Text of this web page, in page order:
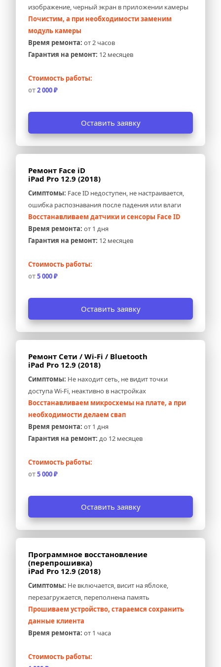
изображение, черный экран в приложении камеры
Почистим, а при необходимости заменим
модуль камеры
Время ремонта: от 2 часов
Гарантия на ремонт: 12 месяцев
Стоимость работы:
от 2 000 ₽
Оставить заявку
Ремонт Face iD
iPad Pro 12.9 (2018)
Симптомы: Face ID недоступен, не настраивается,
ошибка распознавания после падения или влаги
Восстанавливаем датчики и сенсоры Face ID
Время ремонта: от 1 дня
Гарантия на ремонт: 12 месяцев
Стоимость работы:
от 5 000 ₽
Оставить заявку
Ремонт Сети / Wi-Fi / Bluetooth
iPad Pro 12.9 (2018)
Симптомы: Не находит сеть, не видит точки
доступа Wi-Fi, неактивно в настройках
Восстанавливаем микросхемы на плате, а при
необходимости делаем свап
Время ремонта: от 1 дня
Гарантия на ремонт: до 12 месяцев
Стоимость работы:
от 5 000 ₽
Оставить заявку
Программное восстановление
(перепрошивка)
iPad Pro 12.9 (2018)
Симптомы: Не включается, висит на яблоке,
перезагружается, переполнена память
Прошиваем устройство, стараемся сохранить
данные клиента
Время ремонта: от 1 часа
Стоимость работы: